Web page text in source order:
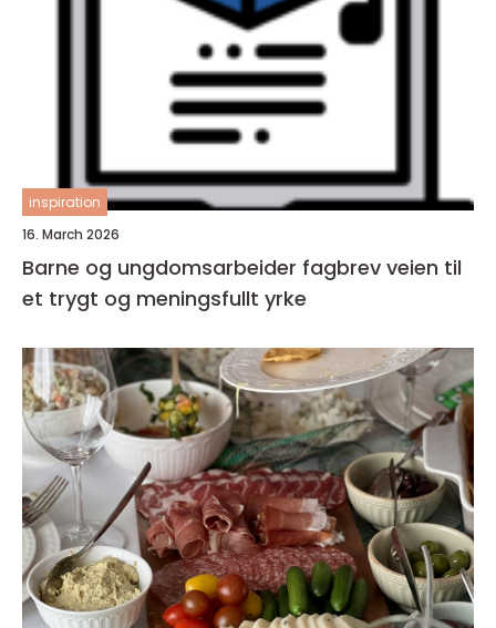
inspiration
16. March 2026
Barne og ungdomsarbeider fagbrev veien til
et trygt og meningsfullt yrke